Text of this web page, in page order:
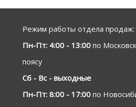
Режим работы отдела продаж:
Пн-Пт: 4:00 - 13:00 по
поясу
Сб - Вс - выходные
Пн-Пт: 8:00 - 17:00 по